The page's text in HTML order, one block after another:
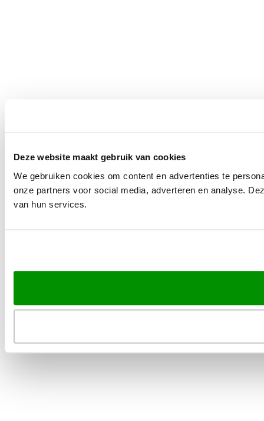
Deze website maakt gebruik van cookies
We gebruiken cookies om content en advertenties te
onze partners voor social media, adverteren en analyse.
van hun services.